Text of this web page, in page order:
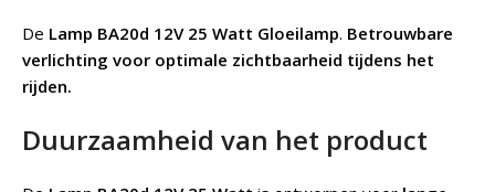
De Lamp BA20d 12V 25 Watt Gloeilamp. Betrouwbare
verlichting voor optimale zichtbaarheid tijdens het
rijden.
Duurzaamheid van het product